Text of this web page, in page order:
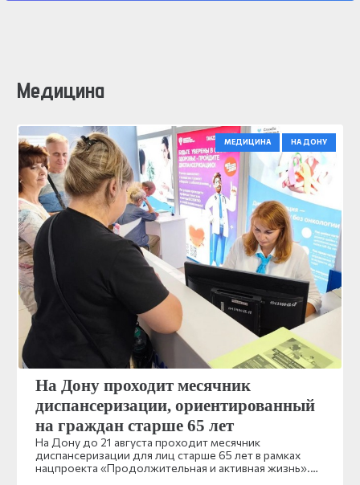
Медицина
МЕДИЦИНА НА ДОНУ
На Дону проходит месячник
диспансеризации, ориентированный
на граждан старше 65 лет
На Дону до 21 августа проходит месячник
диспансеризации для лиц старше 65 лет в рамках
нацпроекта «Продолжительная и активная жизнь».…